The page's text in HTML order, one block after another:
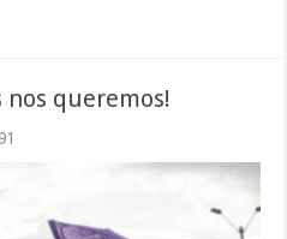
nos queremos!